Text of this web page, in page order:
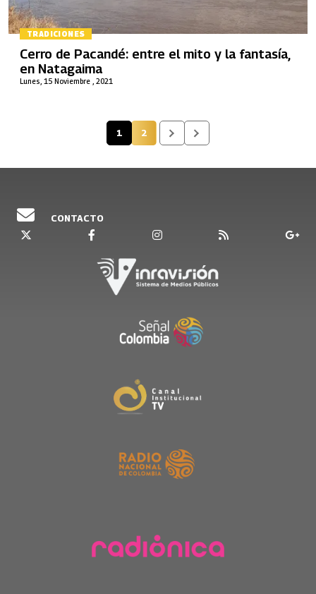
TRADICIONES
Lunes, 15 Noviembre , 2021
Cerro de Pacandé: entre el mito y la fantasía,
en Natagaima
Página actual
1 Página
2
CONTACTO